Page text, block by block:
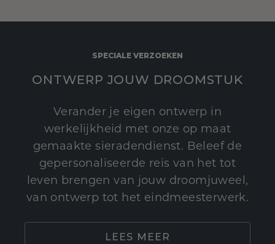
SPECIALE VERZOEKEN
ONTWERP JOUW DROOMSTUK
Verander je eigen ontwerp in
werkelijkheid met onze op maat
gemaakte sieradendienst. Beleef de
gepersonaliseerde reis van het tot
leven brengen van jouw droomjuweel,
van ontwerp tot het eindmeesterwerk.
LEES MEER